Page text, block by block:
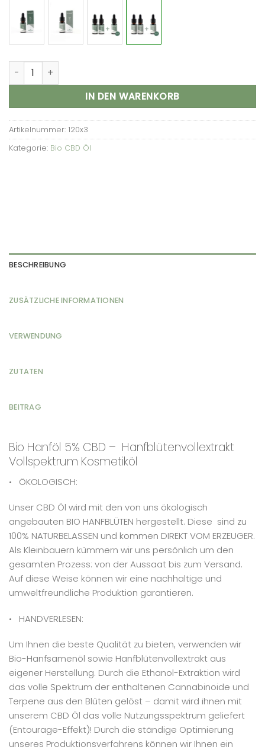
BIO CBD ÖL 5% - 30 ml - Premium Hanfblütenvollextrakt
IN DEN WARENKORB
Artikelnummer: 120x3
Kategorie: Bio CBD Öl
BESCHREIBUNG
ZUSÄTZLICHE INFORMATIONEN
VERWENDUNG
ZUTATEN
BEITRAG
Bio Hanföl 5% CBD – Hanfblütenvollextrakt
Vollspektrum Kosmetiköl
• ÖKOLOGISCH:
Unser CBD Öl wird mit den von uns ökologisch
angebauten BIO HANFBLÜTEN hergestellt. Diese sind zu
100% NATURBELASSEN und kommen DIREKT VOM ERZEUGER.
Als Kleinbauern kümmern wir uns persönlich um den
gesamten Prozess: von der Aussaat bis zum Versand.
Auf diese Weise können wir eine nachhaltige und
umweltfreundliche Produktion garantieren.
• HANDVERLESEN:
Um Ihnen die beste Qualität zu bieten, verwenden wir
Bio-Hanfsamenöl sowie Hanfblütenvollextrakt aus
eigener Herstellung. Durch die Ethanol-Extraktion wird
das volle Spektrum der enthaltenen Cannabinoide und
Terpene aus den Blüten gelöst – damit wird ihnen mit
unserem CBD Öl das volle Nutzungsspektrum geliefert
(Entourage-Effekt)! Durch die ständige Optimierung
unseres Produktionsverfahrens können wir Ihnen ein